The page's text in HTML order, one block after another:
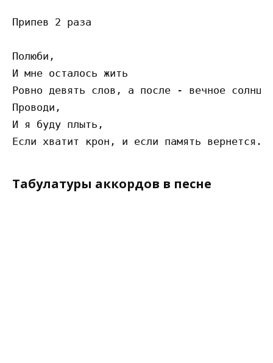
Припев 2 раза
Полюби,
И мне осталось жить
Ровно девять слов, а после - вечное
Проводи,
И я буду плыть,
Табулатуры аккордов в песне